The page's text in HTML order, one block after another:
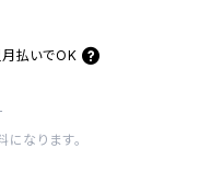
払いでOK
なります。